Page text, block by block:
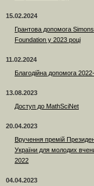
15.02.2024
Грантова допомога Simons
Foundation у 2023 році
11.02.2024
Благодійна допомога
13.08.2023
Доступ до MathSciNet
20.04.2023
Вручення премій
України для молодих
2022
04.04.2023